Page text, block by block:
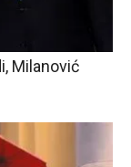
Milanović